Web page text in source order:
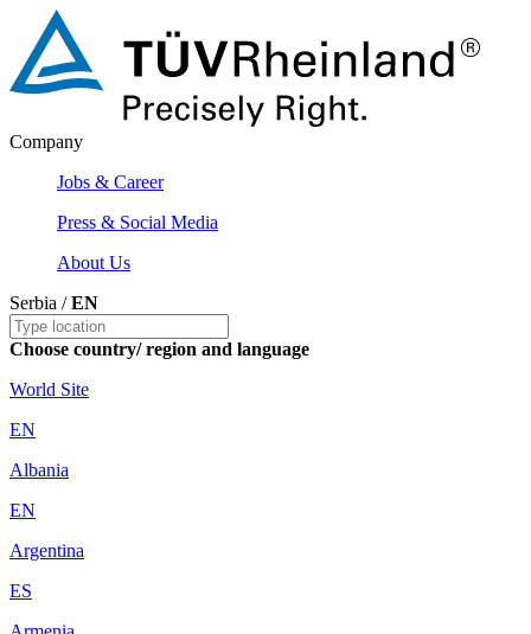
Company
Jobs & Career
Press & Social Media
About Us
Serbia /EN
Choose country/ region and language
World Site
EN
Albania
EN
Argentina
ES